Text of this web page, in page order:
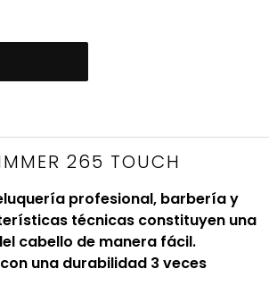
265 TOUCH
profesional, barbería y
técnicas constituyen una
cabello de manera fácil.
una durabilidad 3 veces